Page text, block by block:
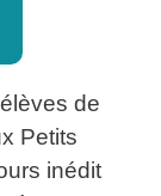
de
Petits
inédit